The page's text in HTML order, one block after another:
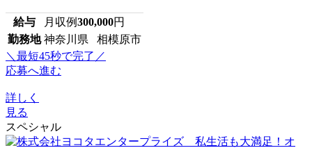
給与 月収例300,000円
勤務地 神奈川県 相模原市
＼最短45秒で完了／
応募へ進む
詳しく
見る
スペシャル